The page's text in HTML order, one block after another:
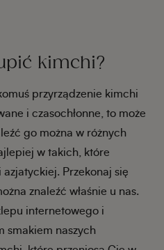
kimchi?
przyrządzenie kimchi
i czasochłonne, to może
go można w różnych
w takich, które
Przekonaj się
znaleźć właśnie u nas.
internetowego i
smakiem naszych